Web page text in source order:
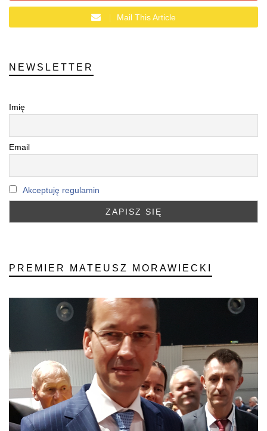
Mail This Article
NEWSLETTER
Imię
Email
Akceptuję regulamin
PREMIER MATEUSZ MORAWIECKI